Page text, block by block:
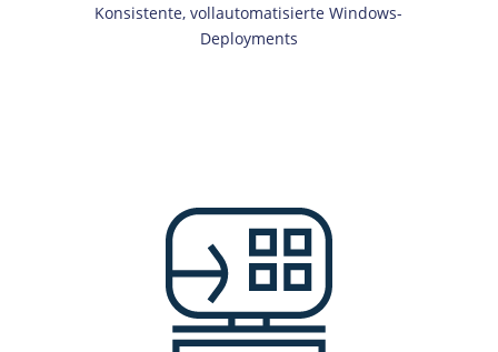
Konsistente, vollautomatisierte Windows-
Deployments